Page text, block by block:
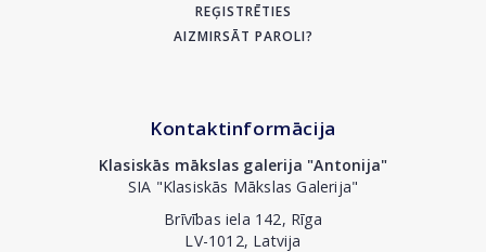
REĢISTRĒTIES
AIZMIRSĀT PAROLI?
Kontaktinformācija
Klasiskās mākslas galerija "Antonija"
SIA "Klasiskās Mākslas Galerija"
Brīvības iela 142, Rīga
LV-1012, Latvija